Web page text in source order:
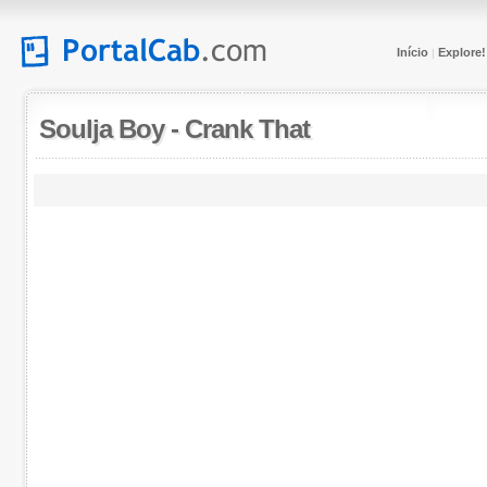
Início| Explore!
Soulja Boy- Crank That